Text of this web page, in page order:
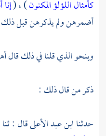
كأمثال اللؤلؤ المكنون) ، (
أضمرهن ولم يذكرهن قبل
وبنحو الذي قلنا في ذلك قال
ذكر من قال ذلك :
حدثناابن عبد الأعلىقال : ثنا